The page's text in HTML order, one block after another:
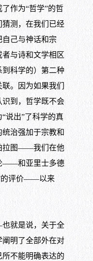
作为“哲学”的哲
测，在我们已经
己与神话和宗
与诗和文学相区
科学的）第二种
。因为如果我们
到，哲学既不会
说出”了科学的真
治强加于宗教和
拉图——我们在他
——和亚里士多德
的评价——以来
就是说，关于全
明了全部外在对
不能明确表达的